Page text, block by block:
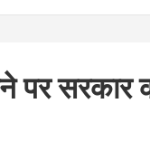
पर सरकार